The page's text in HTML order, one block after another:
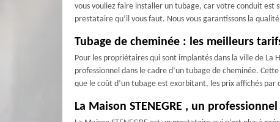
vous vouliez faire installer un tubage, car votre conduit est
prestataire qu’il vous faut. Nous vous garantissons la
Tubage de cheminée : les meilleurs
Pour les propriétaires qui sont implantés dans la ville de La
professionnel dans le cadre d’un tubage de cheminée.
que le coût d’un tubage est exorbitant, les prix affichés
La Maison STENEGRE , un